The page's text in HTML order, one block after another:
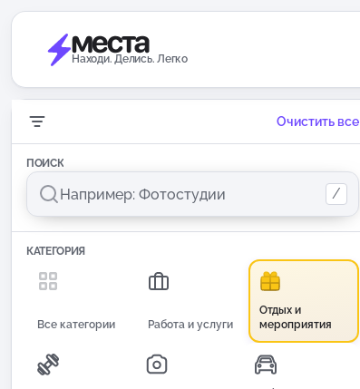
Находи. Делись. Легко
Очистить все
ПОИСК
/
КАТЕГОРИЯ
Все категории Работа и услуги
Отдых и
мероприятия